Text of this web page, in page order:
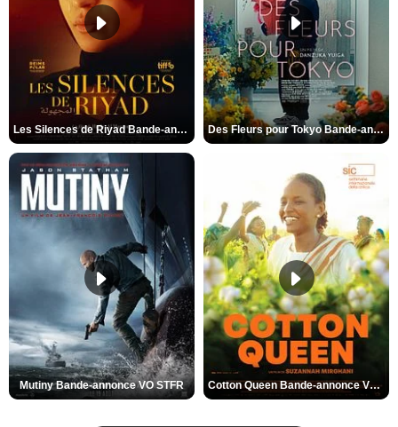
Les Silences de Riyad Bande-annonce VO STFR Des Fleurs pour Tokyo Bande-annonce VO STFR
Mutiny Bande-annonce VO STFR Cotton Queen Bande-annonce VO STFR